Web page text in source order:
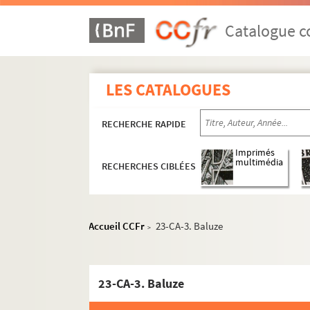
Catalogue
LES CATALOGUES
RECHERCHE RAPIDE
RECHERCHES CIBLÉES
Imprimés
multimédia
Accueil CCFr > 23-CA-3. Baluze
23-CA-3. Baluze
574. « Estat des affaires faites depuis la
575. Manœuvres de la cavalerie
608. Description de l'Etna. Précis d'un voyage
Carton 1 : membres de familles royales
Carton 2 : personnages liés de près ou
Carton 3 : famille Bourbon et branches
Carton 4 : hommes politiques
Carton 8 : diplomates ou militaires
Carton 9 : Membres de l'administration